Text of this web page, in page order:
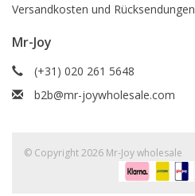
Versandkosten und Rücksendungen
Mr-Joy
(+31) 020 261 5648
b2b@mr-joywholesale.com
© Copyright 2026 Mr-Joy wholesale